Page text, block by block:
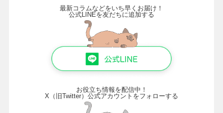
最新コラムなどをいち早くお届け！
公式LINEを友だちに追加する
お役立ち情報を配信中！
X（旧Twitter）公式アカウントをフォローする